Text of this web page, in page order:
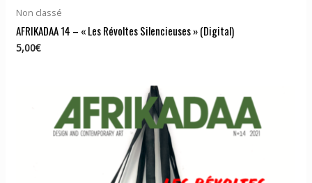
Non classé
AFRIKADAA 14 – « Les Révoltes Silencieuses » (Digital)
5,00€